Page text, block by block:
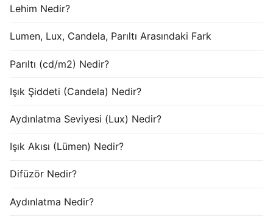
Lehim Nedir?
Lumen, Lux, Candela, Parıltı Arasındaki Fark
Parıltı (cd/m2) Nedir?
Işık Şiddeti (Candela) Nedir?
Aydınlatma Seviyesi (Lux) Nedir?
Işık Akısı (Lümen) Nedir?
Difüzör Nedir?
Aydınlatma Nedir?